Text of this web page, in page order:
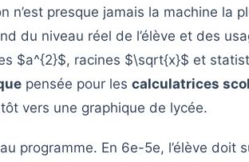
n’est presque jamais la machine la
du niveau réel de l’élève et des
$a^{2}$, racines $\sqrt{x}$ et
pensée pour les calculatrices
vers une graphique de lycée.
programme. En 6e-5e, l’élève doit